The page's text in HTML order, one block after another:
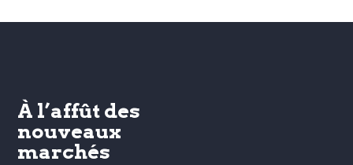
À l’affût des
nouveaux
marchés